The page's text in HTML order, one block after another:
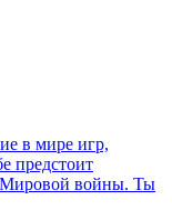
в мире игр,
предстоит
Мировой войны. Ты